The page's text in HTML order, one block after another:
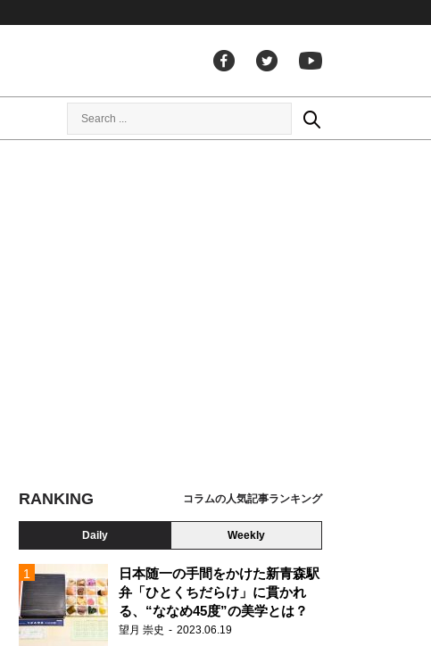
RANKING コラムの人気記事ランキング
Daily Weekly
日本随一の手間をかけた新青森駅
弁「ひとくちだらけ」に貫かれ
る、“ななめ45度”の美学とは？
望月 崇史 2023.06.19